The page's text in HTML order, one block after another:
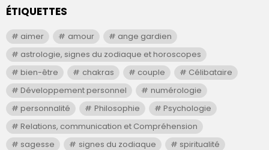
ÉTIQUETTES
aimer amour
ange gardien
astrologie, signes du zodiaque et horoscopes
bien-être
chakras couple
Célibataire
Développement personnel
numérologie
personnalité
Philosophie
Psychologie
Relations, communication et Compréhension
sagesse
signes du zodiaque spiritualité